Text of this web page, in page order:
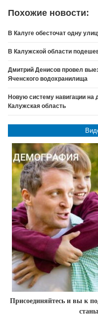
Похожие новости:
В Калуге обесточат одну
В Калужской области
Дмитрий Денисов провел
Яченского водохранилища
Новую систему навигации на
Калужская область
Присоединяйтесь и вы к